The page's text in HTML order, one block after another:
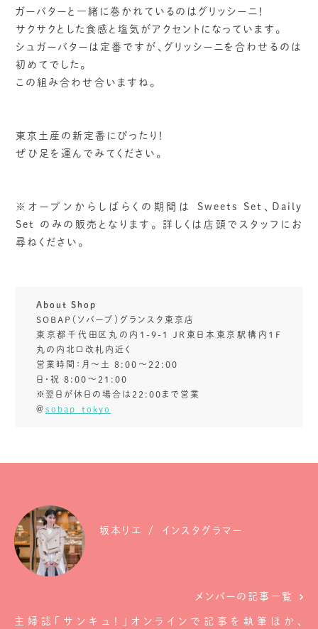
ガーバターと一緒に巻かれているのはグリッシーニ！
サクサクとした食感と塩気がアクセントになっています。
シュガーバターは定番ですが、グリッシーニを合わせるのは
初めてでした。
この組み合わせ合いますね。
東京土産の新定番にぴったり！
ぜひ足を運んでみてください。
※オープンからしばらくの期間は Sweets Set、Daily
Set のみの販売となります。 詳しくは店頭でスタッフにお
尋ねください。
About Shop
SOBAP（ソバープ）グランスタ東京店
東京都千代田区丸の内1-9-1 JR東日本東京駅構内１F
丸の内北口改札内近く
営業時間：月～土 8:00～22:00
日・祝 8:00～21:00
※翌日が休日の場合は22:00まで営業
＠ sobap_tokyo
坂本リエ インスタグラマー
メンバーの記事一覧
主婦誌「サンキュ！」オンラインで記事を執筆ほか、